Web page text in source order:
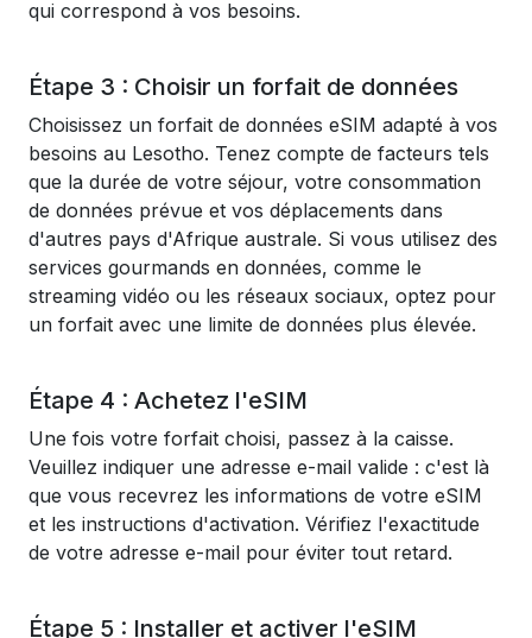
qui correspond à vos besoins.
Étape 3 : Choisir un forfait de données
Choisissez un forfait de données eSIM adapté à vos
besoins au Lesotho. Tenez compte de facteurs tels
que la durée de votre séjour, votre consommation
de données prévue et vos déplacements dans
d'autres pays d'Afrique australe. Si vous utilisez des
services gourmands en données, comme le
streaming vidéo ou les réseaux sociaux, optez pour
un forfait avec une limite de données plus élevée.
Étape 4 : Achetez l'eSIM
Une fois votre forfait choisi, passez à la caisse.
Veuillez indiquer une adresse e-mail valide : c'est là
que vous recevrez les informations de votre eSIM
et les instructions d'activation. Vérifiez l'exactitude
de votre adresse e-mail pour éviter tout retard.
Étape 5 : Installer et activer l'eSIM